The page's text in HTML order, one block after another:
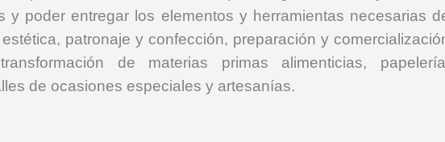
y poder entregar los elementos y herramientas necesarias
patronaje y confección, preparación y
de materias primas alimenticias,
de ocasiones especiales y artesanías.